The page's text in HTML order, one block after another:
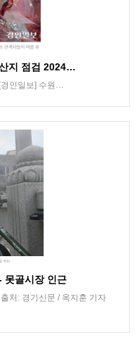
지 점검 2024…
인일보] 수원…
못골시장 인근
처: 경기신문 / 옥지훈 기자